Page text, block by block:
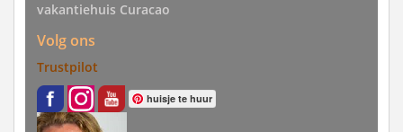
vakantiehuis Curacao
Volg ons
Trustpilot
huisje te huur